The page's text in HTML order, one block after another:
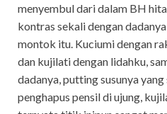
menyembul dari dalam BH
kontras sekali dengan
montok itu. Kuciumi dengan
dan kujilati dengan lidahku,
dadanya, putting susunya
penghapus pensil di ujung,